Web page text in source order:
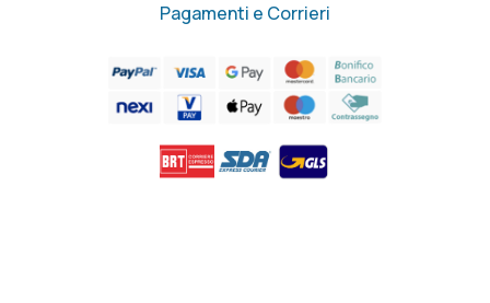
Pagamenti e Corrieri